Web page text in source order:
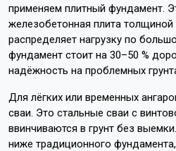
применяем плитный фундамент.
железобетонная плита
распределяет нагрузку по
фундамент стоит на 30–50 %
надёжность на проблемных
Для лёгких или временных
сваи. Это стальные сваи с
ввинчиваются в грунт без
ниже традиционного